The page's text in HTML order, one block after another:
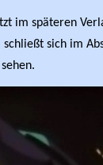
im späteren
schließt sich im